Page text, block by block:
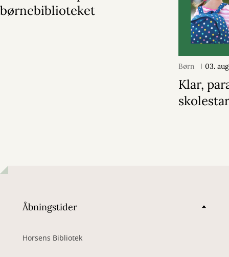
børnebiblioteket
Børn 03.
Klar,
Åbningstider
Horsens Bibliotek